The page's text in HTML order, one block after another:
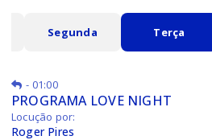
Segunda Terça
- 01:00
PROGRAMA LOVE NIGHT
Locução por:
Roger Pires